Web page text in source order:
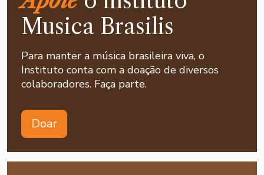
Musica Brasilis
Para manter a música brasileira viva, o
Instituto conta com a doação de diversos
colaboradores. Faça parte.
Doar